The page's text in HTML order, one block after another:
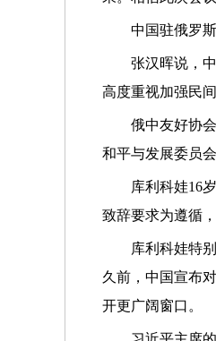
中国驻俄罗
张汉晖说，
高度重视加强民
俄中友好协
和平与发展委员
库利科娃16
致辞要求为遵循
库利科娃特
久前，中国宣布
开更广阔窗口。